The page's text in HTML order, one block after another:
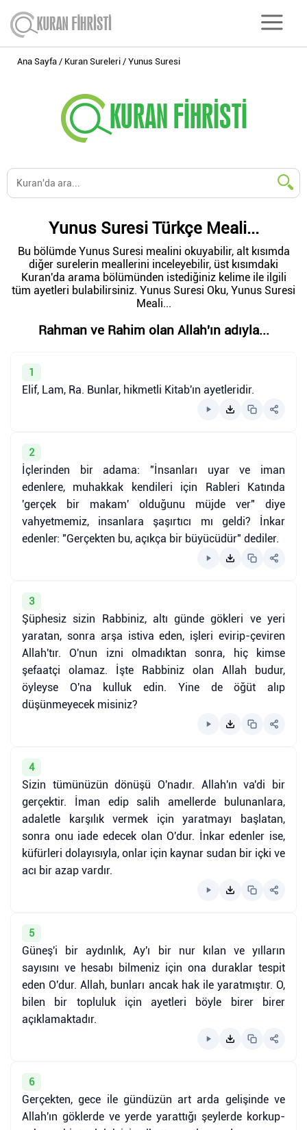
Ana Sayfa Kuran Sureleri Yunus Suresi
Yunus Suresi Türkçe Meali...
Bu bölümde Yunus Suresi mealini okuyabilir, alt kısımda
diğer surelerin meallerini inceleyebilir, üst kısımdaki
Kuran'da arama bölümünden istediğiniz kelime ile ilgili
tüm ayetleri bulabilirsiniz. Yunus Suresi Oku, Yunus Suresi
Meali...
Rahman ve Rahim olan Allah'ın adıyla...
1
Elif, Lam, Ra. Bunlar, hikmetli Kitab'ın ayetleridir.
2
İçlerinden bir adama: "İnsanları uyar ve iman
edenlere, muhakkak kendileri için Rableri Katında
'gerçek bir makam' olduğunu müjde ver" diye
vahyetmemiz, insanlara şaşırtıcı mı geldi? İnkar
edenler: "Gerçekten bu, açıkça bir büyücüdür" dediler.
3
Şüphesiz sizin Rabbiniz, altı günde gökleri ve yeri
yaratan, sonra arşa istiva eden, işleri evirip-çeviren
Allah'tır. O'nun izni olmadıktan sonra, hiç kimse
şefaatçi olamaz. İşte Rabbiniz olan Allah budur,
öyleyse O'na kulluk edin. Yine de öğüt alıp
düşünmeyecek misiniz?
4
Sizin tümünüzün dönüşü O'nadır. Allah'ın va'di bir
gerçektir. İman edip salih amellerde bulunanlara,
adaletle karşılık vermek için yaratmayı başlatan,
sonra onu iade edecek olan O'dur. İnkar edenler ise,
küfürleri dolayısıyla, onlar için kaynar sudan bir içki ve
acı bir azap vardır.
5
Güneş'i bir aydınlık, Ay'ı bir nur kılan ve yılların
sayısını ve hesabı bilmeniz için ona duraklar tespit
eden O'dur. Allah, bunları ancak hak ile yaratmıştır. O,
bilen bir topluluk için ayetleri böyle birer birer
açıklamaktadır.
6
Gerçekten, gece ile gündüzün art arda gelişinde ve
Allah'ın göklerde ve yerde yarattığı şeylerde korkup-